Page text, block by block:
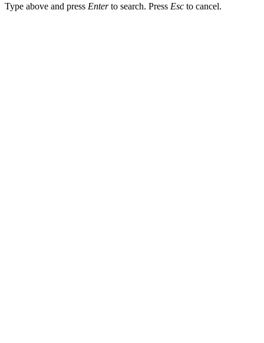
Type above and press Enterto search. Press Esc to cancel.